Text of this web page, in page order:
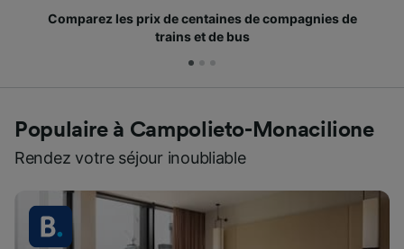
Comparez les prix de centaines de compagnies de
trains et de bus
Populaire à Campolieto-Monacilione
Rendez votre séjour inoubliable